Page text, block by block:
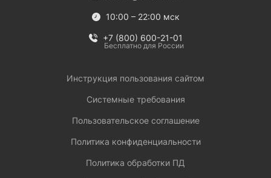
10:00 – 22:00 мск
+7 (800) 600-21-01
Бесплатно для России
Инструкция пользования сайтом
Системные требования
Пользовательское соглашение
Политика конфиденциальности
Политика обработки ПД